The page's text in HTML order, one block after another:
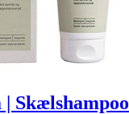
Skælshampoo